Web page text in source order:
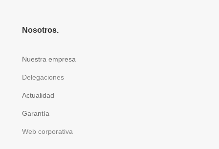
Nosotros.
Nuestra empresa
Delegaciones
Actualidad
Garantía
Web corporativa